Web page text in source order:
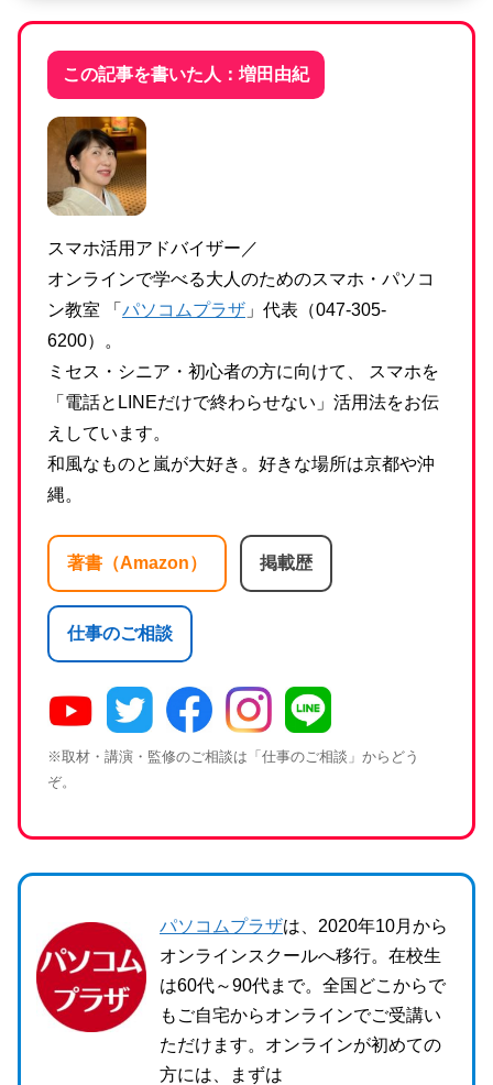
この記事を書いた人：増田由紀
スマホ活用アドバイザー／
オンラインで学べる大人のためのスマホ・パソコ
ン教室 「 パソコムプラザ 」代表（047-305-
6200）。
ミセス・シニア・初心者の方に向けて、 スマホを
「電話とLINEだけで終わらせない」活用法をお伝
えしています。
和風なものと嵐が大好き。好きな場所は京都や沖
縄。
著書（Amazon） 掲載歴
仕事のご相談
※取材・講演・監修のご相談は「仕事のご相談」からどう
ぞ。
パソコムプラザは、2020年10月から
オンラインスクールへ移行。在校生
は60代～90代まで。全国どこからで
もご自宅からオンラインでご受講い
ただけます。オンラインが初めての
方には、まずは